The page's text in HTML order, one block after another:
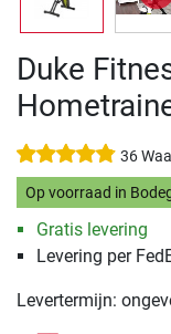
Duke
36
Op voorraad in
Gratis levering
Levering per
Levertermijn: